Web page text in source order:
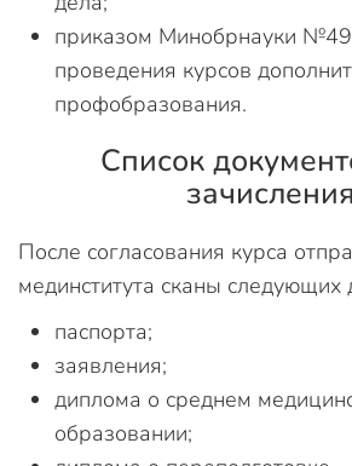
приказом Минобрнауки
проведения курсов
профобразования.
Список
зачисления
После согласования курса
мединститута сканы следующих
паспорта;
заявления;
диплома о среднем
образовании;